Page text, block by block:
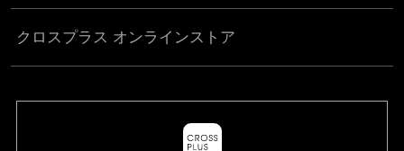
クロスプラス オンラインストア